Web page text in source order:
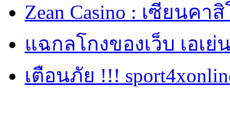
Zean Casino : เซียนคา
แฉกลโกงของเว็บ เอเ
เตือนภัย !!!